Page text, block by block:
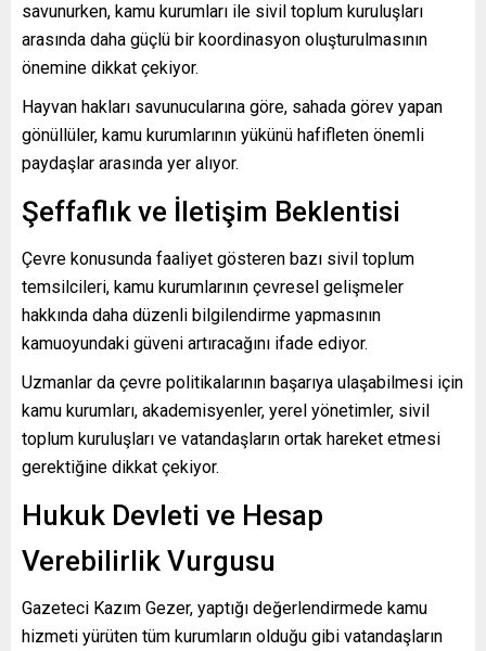
savunurken, kamu kurumları ile sivil toplum kuruluşları
arasında daha güçlü bir koordinasyon oluşturulmasının
önemine dikkat çekiyor.
Hayvan hakları savunucularına göre, sahada görev yapan
gönüllüler, kamu kurumlarının yükünü hafifleten önemli
paydaşlar arasında yer alıyor.
Şeffaflık ve İletişim Beklentisi
Çevre konusunda faaliyet gösteren bazı sivil toplum
temsilcileri, kamu kurumlarının çevresel gelişmeler
hakkında daha düzenli bilgilendirme yapmasının
kamuoyundaki güveni artıracağını ifade ediyor.
Uzmanlar da çevre politikalarının başarıya ulaşabilmesi için
kamu kurumları, akademisyenler, yerel yönetimler, sivil
toplum kuruluşları ve vatandaşların ortak hareket etmesi
gerektiğine dikkat çekiyor.
Hukuk Devleti ve Hesap
Verebilirlik Vurgusu
Gazeteci Kazım Gezer, yaptığı değerlendirmede kamu
hizmeti yürüten tüm kurumların olduğu gibi vatandaşların